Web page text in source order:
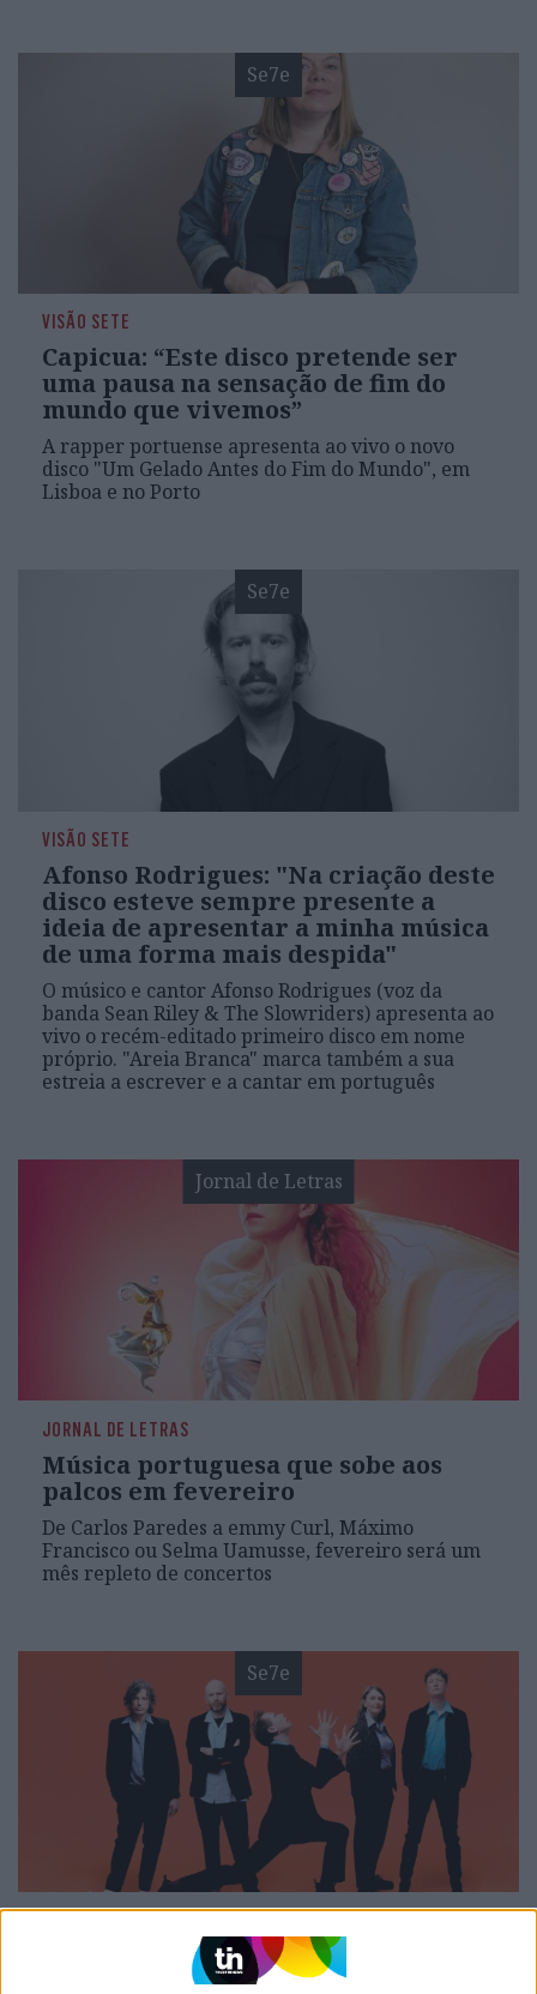
Se7e
VISÃO SETE
Capicua: “Este disco pretende ser
uma pausa na sensação de fim do
mundo que vivemos”
A rapper portuense apresenta ao vivo o novo
disco "Um Gelado Antes do Fim do Mundo", em
Lisboa e no Porto
Se7e
VISÃO SETE
Afonso Rodrigues: "Na criação deste
disco esteve sempre presente a
ideia de apresentar a minha música
de uma forma mais despida"
O músico e cantor Afonso Rodrigues (voz da
banda Sean Riley & The Slowriders) apresenta ao
vivo o recém-editado primeiro disco em nome
próprio. "Areia Branca" marca também a sua
estreia a escrever e a cantar em português
Jornal de Letras
JORNAL DE LETRAS
Música portuguesa que sobe aos
palcos em fevereiro
De Carlos Paredes a emmy Curl, Máximo
Francisco ou Selma Uamusse, fevereiro será um
mês repleto de concertos
Se7e
17 concertos (e festivais) para pôr
na agenda em 2025